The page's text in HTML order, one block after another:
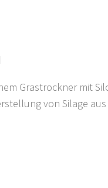
Grastrockner mit
von Silage